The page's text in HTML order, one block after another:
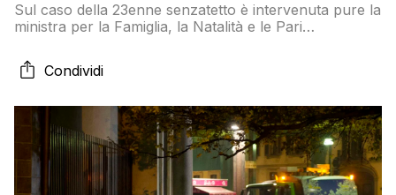
Sul caso della 23enne senzatetto è intervenuta pure la
ministra per la Famiglia, la Natalità e le Pari
Condividi